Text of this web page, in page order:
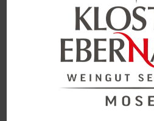
enthält 0,75Liter
2024 Cochemer Riesling
dry – Quality wine Mosel-
Cochem
12,50
ADD TO CART